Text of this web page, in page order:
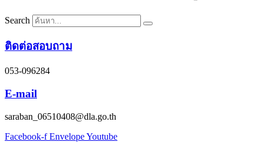
Search
ติดต่อสอบถาม
053-096284
E-mail
saraban_06510408@dla.go.th
Facebook-f EnvelopeYoutube